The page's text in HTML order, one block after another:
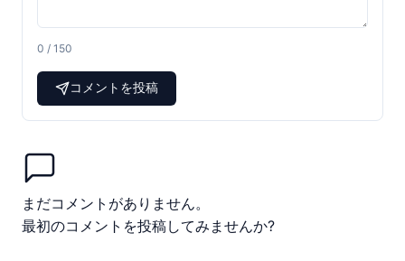
0 / 150
コメントを投稿
まだコメントがありません。
最初のコメントを投稿してみませんか?